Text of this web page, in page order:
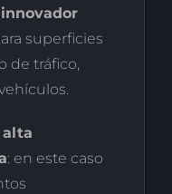
innovador
superficies
de tráfico,
alta
: en este caso